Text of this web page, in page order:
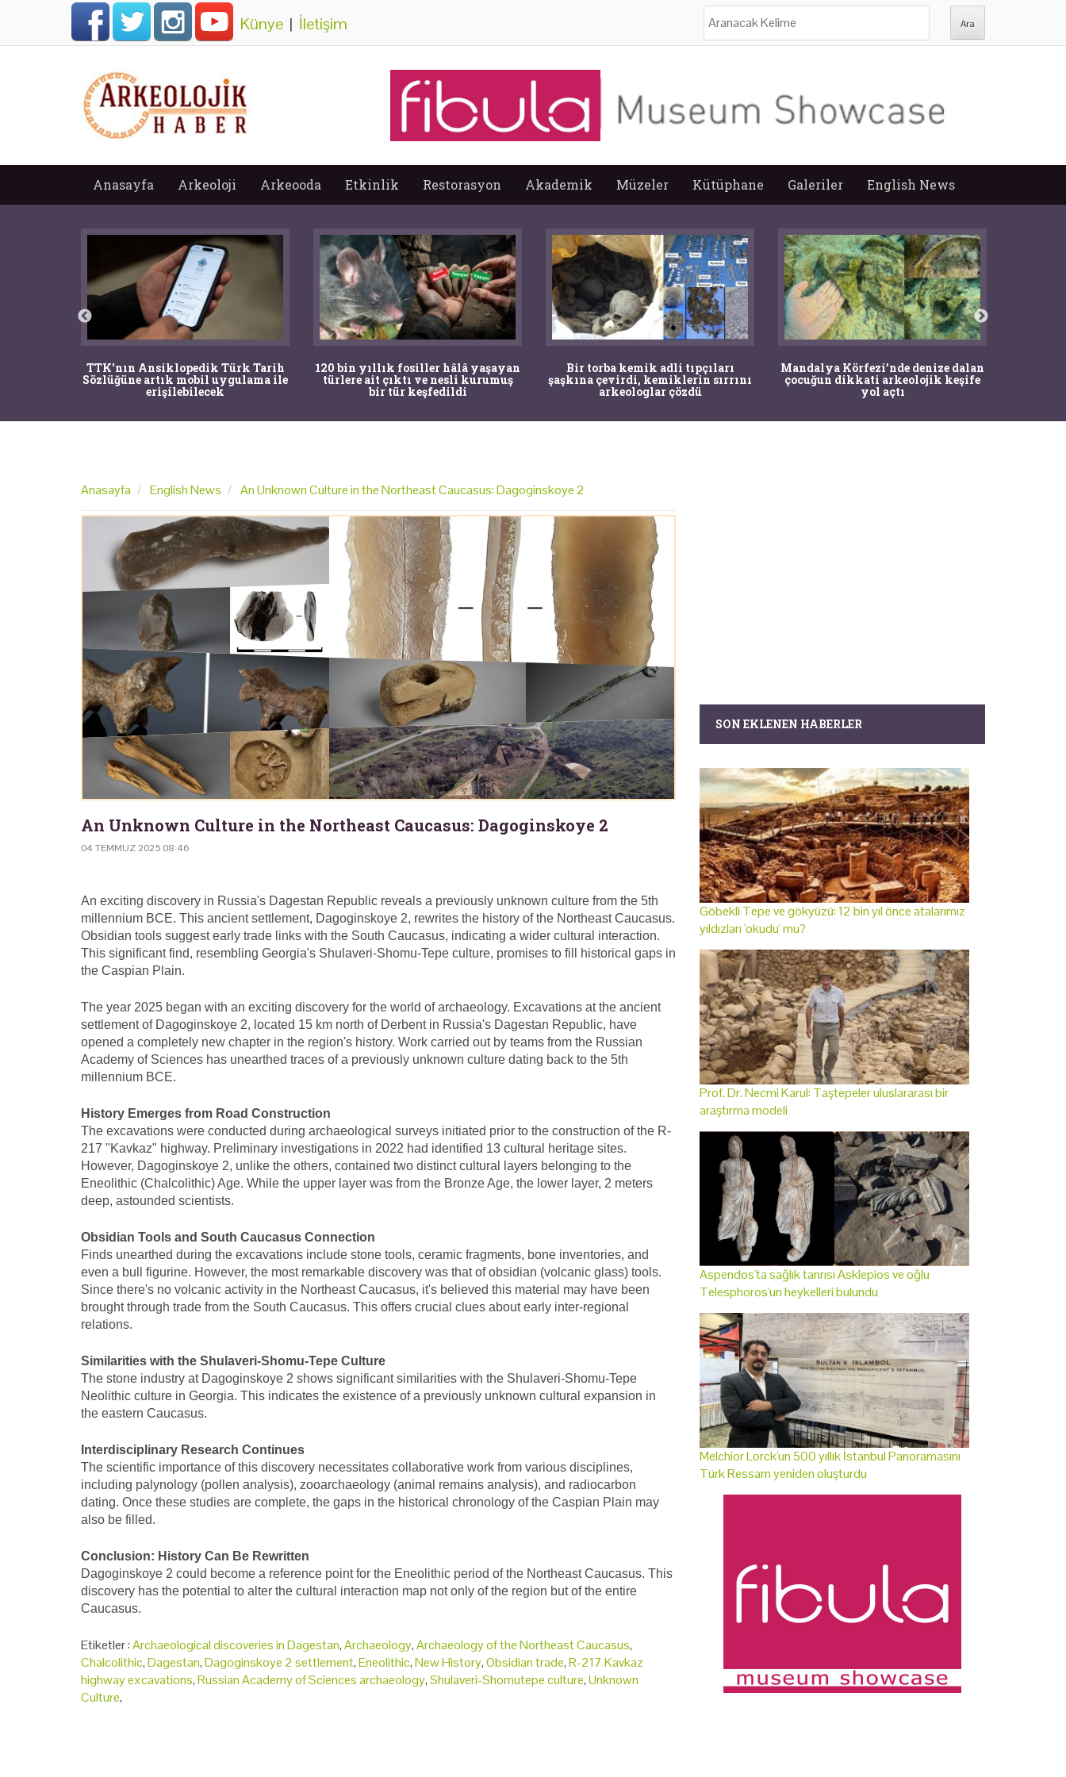
Künye | İletişim
Anasayfa Arkeoloji Arkeooda Etkinlik Restorasyon Akademik Müzeler Kütüphane Galeriler English News
TTK'nın Ansiklopedik Türk Tarih
Sözlüğüne artık mobil uygulama ile
erişilebilecek
120 bin yıllık fosiller hâlâ yaşayan
türlere ait çıktı ve nesli kurumuş
bir tür keşfedildi
Bir torba kemik adli tıpçıları
şaşkına çevirdi, kemiklerin sırrını
arkeologlar çözdü
Mandalya Körfezi’nde denize dalan
çocuğun dikkati arkeolojik keşife
yol açtı
Anasayfa English News An Unknown Culture in the Northeast Caucasus: Dagoginskoye 2
An Unknown Culture in the Northeast Caucasus: Dagoginskoye 2
04 TEMMUZ 2025 08:46
An exciting discovery in Russia's Dagestan Republic reveals a previously unknown culture from the 5th
millennium BCE. This ancient settlement, Dagoginskoye 2, rewrites the history of the Northeast Caucasus.
Obsidian tools suggest early trade links with the South Caucasus, indicating a wider cultural interaction.
This significant find, resembling Georgia's Shulaveri-Shomu-Tepe culture, promises to fill historical gaps in
the Caspian Plain.
The year 2025 began with an exciting discovery for the world of archaeology. Excavations at the ancient
settlement of Dagoginskoye 2, located 15 km north of Derbent in Russia's Dagestan Republic, have
opened a completely new chapter in the region's history. Work carried out by teams from the Russian
Academy of Sciences has unearthed traces of a previously unknown culture dating back to the 5th
millennium BCE.
History Emerges from Road Construction
The excavations were conducted during archaeological surveys initiated prior to the construction of the R-
217 "Kavkaz" highway. Preliminary investigations in 2022 had identified 13 cultural heritage sites.
However, Dagoginskoye 2, unlike the others, contained two distinct cultural layers belonging to the
Eneolithic (Chalcolithic) Age. While the upper layer was from the Bronze Age, the lower layer, 2 meters
deep, astounded scientists.
Obsidian Tools and South Caucasus Connection
Finds unearthed during the excavations include stone tools, ceramic fragments, bone inventories, and
even a bull figurine. However, the most remarkable discovery was that of obsidian (volcanic glass) tools.
Since there's no volcanic activity in the Northeast Caucasus, it's believed this material may have been
brought through trade from the South Caucasus. This offers crucial clues about early inter-regional
relations.
Similarities with the Shulaveri-Shomu-Tepe Culture
The stone industry at Dagoginskoye 2 shows significant similarities with the Shulaveri-Shomu-Tepe
Neolithic culture in Georgia. This indicates the existence of a previously unknown cultural expansion in
the eastern Caucasus.
Interdisciplinary Research Continues
The scientific importance of this discovery necessitates collaborative work from various disciplines,
including palynology (pollen analysis), zooarchaeology (animal remains analysis), and radiocarbon
dating. Once these studies are complete, the gaps in the historical chronology of the Caspian Plain may
also be filled.
Conclusion: History Can Be Rewritten
Dagoginskoye 2 could become a reference point for the Eneolithic period of the Northeast Caucasus. This
discovery has the potential to alter the cultural interaction map not only of the region but of the entire
Caucasus.
Etiketler :Archaeological discoveries in Dagestan,Archaeology,Archaeology of the Northeast Caucasus,
Chalcolithic,Dagestan,Dagoginskoye 2 settlement,Eneolithic,New History,Obsidian trade,R-217 Kavkaz
highway excavations,Russian Academy of Sciences archaeology,Shulaveri-Shomutepe culture,Unknown
Culture,
SON EKLENEN HABERLER
Göbekli Tepe ve gökyüzü: 12 bin yıl önce atalarımız
yıldızları 'okudu' mu?
Prof. Dr. Necmi Karul: Taştepeler uluslararası bir
araştırma modeli
Aspendos'ta sağlık tanrısı Asklepios ve oğlu
Telesphoros'un heykelleri bulundu
Melchior Lorck'un 500 yıllık İstanbul Panoramasını
Türk Ressam yeniden oluşturdu